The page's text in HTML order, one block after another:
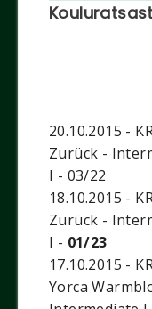
20.10.2015 -
Zurück -
I - 03/22
18.10.2015 -
Zurück -
I - 01/23
17.10.2015 -
Yorca